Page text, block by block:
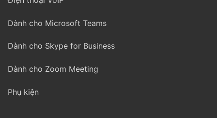
Dành cho Microsoft Teams
Dành cho Skype for Business
Dành cho Zoom Meeting
Phụ kiện